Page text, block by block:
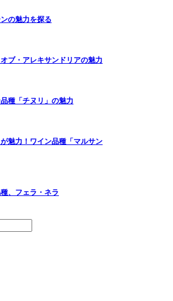
の魅力を探る
ブ・アレキサンドリアの魅力
種「チヌリ」の魅力
魅力！ワイン品種「マルサン
、フェラ・ネラ